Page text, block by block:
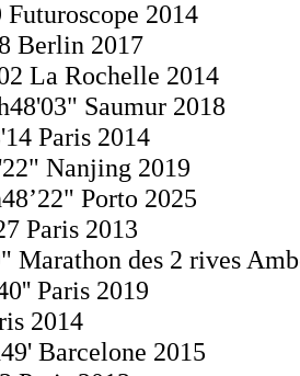
2014
Berlin 2017
La Rochelle 2014
Saumur 2018
Paris 2014
Nanjing 2019
Porto 2025
Paris 2013
Marathon des 2 rives
Paris 2019
2014
Barcelone 2015